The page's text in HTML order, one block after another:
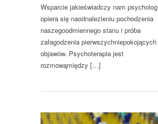
Wsparcie jakieświadczy nam psycholog
opiera się naodnalezieniu pochodzenia
naszegoodmiennego stanu i próba
załagodzenia pierwszychniepokojących
objawów. Psychoterapia jest
rozmowąmiędzy […]